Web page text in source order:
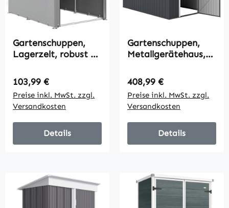
Gartenschuppen,
Lagerzelt, robust &
Stahlrahmen,
1,2x1,8x1,6m,
Hellgrau
Regulärer Preis:
103,99 €
Preise inkl. MwSt. zzgl.
Versandkosten
Details
Gartenschuppen,
Metallgerätehaus,
259x172x222 cm,
Grau/Weiß
Regulärer Preis:
408,99 €
Preise inkl. MwSt. zzgl.
Versandkosten
Details